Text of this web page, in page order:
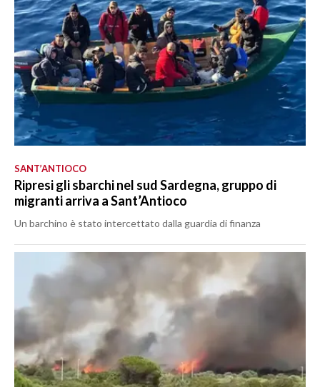
SANT’ANTIOCO
Ripresi gli sbarchi nel sud Sardegna, gruppo di
migranti arriva a Sant’Antioco
Un barchino è stato intercettato dalla guardia di finanza